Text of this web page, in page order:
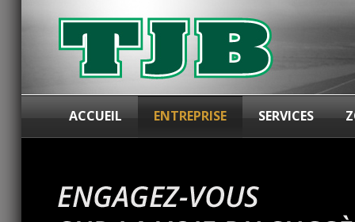
ACCUEIL ENTREPRISE SERVICES